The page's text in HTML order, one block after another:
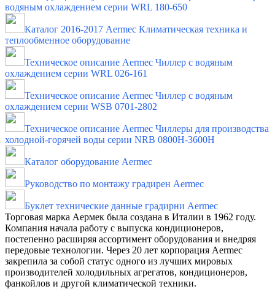
водяным охлаждением серии WRL 180-650
Каталог 2016-2017 Aermec Климатическая техника и
теплообменное оборудование
Техническое описание Aermec Чиллер с водяным
охлаждением серии WRL 026-161
Техническое описание Aermec Чиллер с водяным
охлаждением серии WSB 0701-2802
Техническое описание Aermec Чиллеры для производства
холодной-горячей воды серии NRB 0800H-3600H
Каталог оборудование Aermec
Руководство по монтажу градирен Aermec
Буклет технические данные градирни Aermec
Торговая марка Аермек была создана в Италии в 1962 году.
Компания начала работу с выпуска кондиционеров,
постепенно расширяя ассортимент оборудования и внедряя
передовые технологии. Через 20 лет корпорация Aermec
закрепила за собой статус одного из лучших мировых
производителей холодильных агрегатов, кондиционеров,
фанкойлов и другой климатической техники.